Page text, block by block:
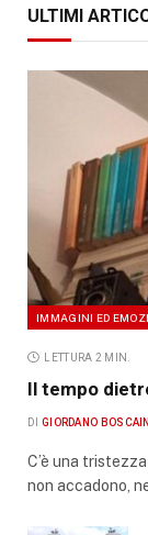
ULTIMI
IMMAGINI ED
LETTURA 2 MIN.
Il tempo
DI GIORDANO BOSCAINI
C’è una
non accadono,